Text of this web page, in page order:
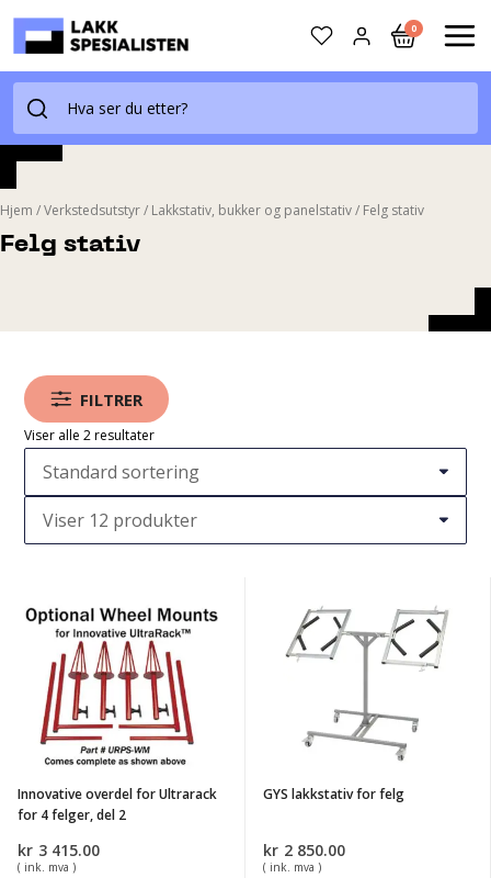
Skip
content
0
Felg stativ
Hjem /Verkstedsutstyr/ Lakkstativ, bukker og panelstativ/ Felg stativ
FILTRER
Viser alle 2 resultater
Innovative
overdel
Ultrarack
del
Innovative overdel for Ultrarack
for 4 felger, del 2
kr 3 415.00
( ink. mva )
lakkstativ
GYS lakkstativ for felg
kr 2 850.00
( ink. mva )